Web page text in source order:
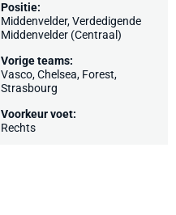
Positie:
Middenvelder, Verdedigende
Middenvelder (Centraal)
Vorige teams:
Vasco,Chelsea, Forest,
Strasbourg
Voorkeur voet:
Rechts